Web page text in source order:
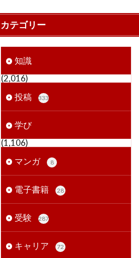
カテゴリー
知識
(2,016)
投稿
333
学び
(1,106)
マンガ
8
電子書籍 28
受験 287
キャリア 72